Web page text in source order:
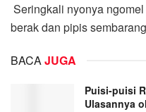
Seringkali nyonya
berak dan pipis
BACAJUGA
Puisi-puisi
Ulasannya